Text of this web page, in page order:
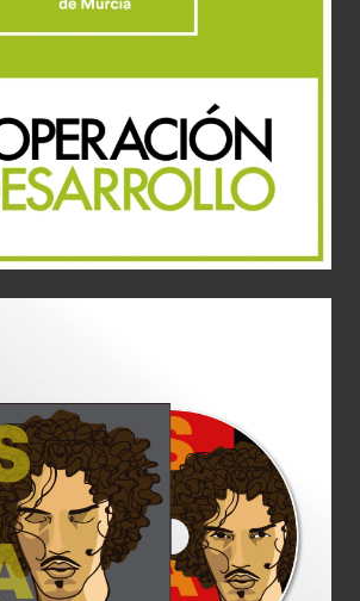
al desarrollo
Diseño CD
Diseño Gráfico
Identidad corporativa
Corporativa
Logotipo